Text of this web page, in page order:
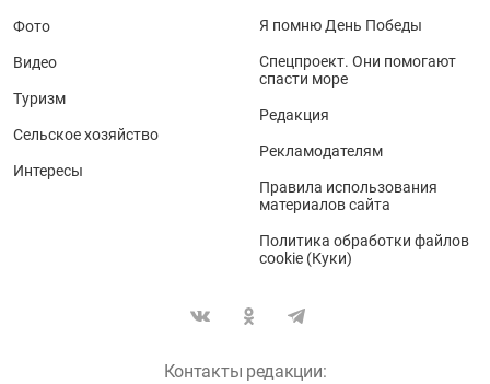
Фото
Видео
Туризм
Сельское хозяйство
Интересы
Я помню День Победы
Спецпроект. Они помогают
спасти море
Редакция
Рекламодателям
Правила использования
материалов сайта
Политика обработки файлов
cookie (Куки)
Контакты редакции: